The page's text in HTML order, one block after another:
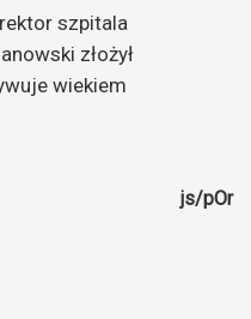
szpitala
złożył
wiekiem
js/pOr